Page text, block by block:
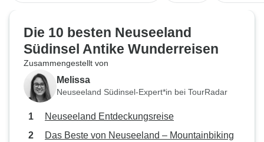
Die 10 besten Neuseeland
Südinsel Antike Wunderreisen
Zusammengestellt von
Melissa
Neuseeland Südinsel-Expert*in bei TourRadar
Neuseeland Entdeckungsreise
Das Beste von Neuseeland – Mountainbiking